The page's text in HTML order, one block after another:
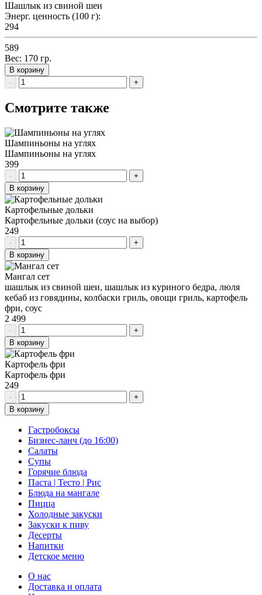
Шашлык из свиной шеи
Энерг. ценность (100 г):
294
589
Вес: 170 гр.
В корзину
-
+
Смотрите также
Шампиньоны на углях
Шампиньоны на углях
399
-
+
В корзину
Картофельные дольки
Картофельные дольки (соус на выбор)
249
-
+
В корзину
Мангал сет
шашлык из свиной шеи, шашлык из куриного бедра, люля
кебаб из говядины, колбаски гриль, овощи гриль, картофель
фри, соус
2 499
-
+
В корзину
Картофель фри
Картофель фри
249
-
+
В корзину
Гастробоксы
Бизнес-ланч (до 16:00)
Салаты
Супы
Горячие блюда
Паста | Тесто | Рис
Блюда на мангале
Пицца
Холодные закуски
Закуски к пиву
Десерты
Напитки
Детское меню
О нас
Доставка и оплата